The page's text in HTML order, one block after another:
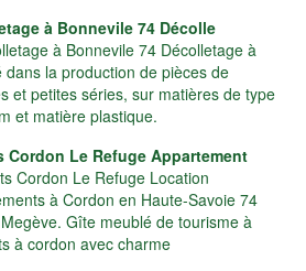
à Bonnevile 74 Décolle
à Bonnevile 74 Décolletage à
dans la production de pièces de
et petites séries, sur matières de type
et matière plastique.
Le Refuge Appartement
Cordon Le Refuge Location
à Cordon en Haute-Savoie 74
Gîte meublé de tourisme à
à cordon avec charme